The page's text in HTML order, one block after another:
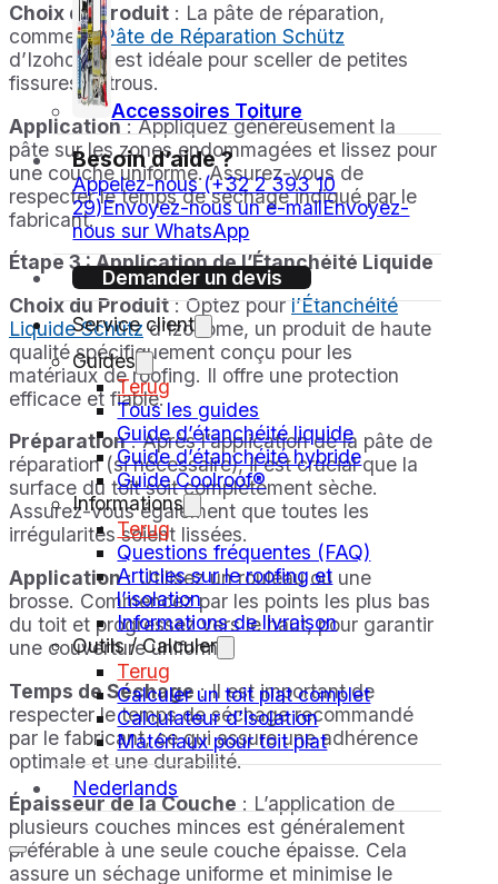
Accessoires Toiture
Besoin d’aide ?
Appelez-nous (+32 2 393 10
29)Envoyez-nous un e-mailEnvoyez-
nous sur WhatsApp
Demander un devis
Service client
Guides
Terug
Tous les guides
Guide d’étanchéité liquide
Guide d’étanchéité hybride
Guide Coolroof®
Informations
Terug
Questions fréquentes (FAQ)
Articles sur le roofing et
l’isolation
Informations de livraison
Outils / Calculer
Terug
Calculer un toit plat complet
Calculateur d’isolation
Matériaux pour toit plat
Nederlands
Choix du Produit : La pâte de réparation,
comme laPâte de Réparation Schütz
d’Izohome, est idéale pour sceller de petites
fissures et trous.
Application: Appliquez généreusement la
pâte sur les zones endommagées et lissez pour
une couche uniforme. Assurez-vous de
respecter le temps de séchage indiqué par le
fabricant.
Étape 3 : Application de l’Étanchéité Liquide
Choix du Produit: Optez pourl’Étanchéité
Liquide Schützd’Izohome, un produit de haute
qualité spécifiquement conçu pour les
matériaux de roofing. Il offre une protection
efficace et fiable.
Préparation: Après l’application de la pâte de
réparation (si nécessaire), il est crucial que la
surface du toit soit complètement sèche.
Assurez-vous également que toutes les
irrégularités soient lissées.
Application: Utilisez un rouleau ou une
brosse. Commencez par les points les plus bas
du toit et progressez vers le haut, pour garantir
une couverture uniforme.
Temps de Séchage: Il est important de
respecter le temps de séchage recommandé
par le fabricant, ce qui assure une adhérence
optimale et une durabilité.
Épaisseur de la Couche : L’application de
plusieurs couches minces est généralement
préférable à une seule couche épaisse. Cela
assure un séchage uniforme et minimise le